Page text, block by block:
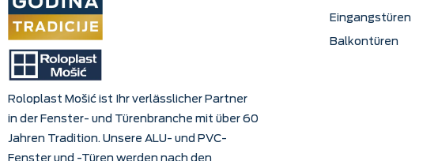
Roloplast Mošić ist Ihr verlässlicher Partner
in der Fenster- und Türenbranche mit über 60
Jahren Tradition. Unsere ALU- und PVC-
Fenster und -Türen werden nach den
Eingangstüren
Balkontüren